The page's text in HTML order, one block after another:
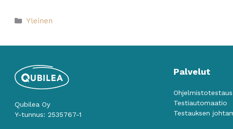
Kategoriat
Yleinen
Qubilea Oy
Y-tunnus: 2535767-1
Palvelut
Ohjelmistotestaus
Testiautomaatio
Testauksen